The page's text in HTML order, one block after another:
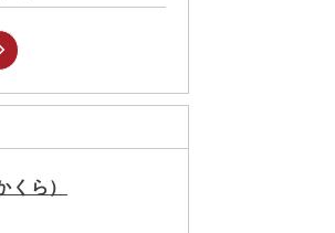
くら）